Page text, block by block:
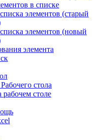
в списке
элементов (старый
элементов (новый
элемента
стола
столе